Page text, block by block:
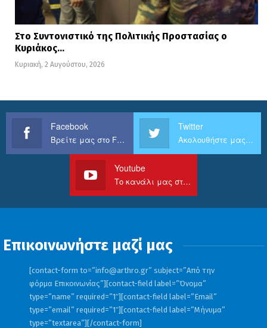
Στο Συντονιστικό της Πολιτικής Προστασίας ο
Κυριάκος…
Κυριακή, 2 Αυγούστου, 2026
Facebook
Βρείτε μας στο Facebook
Twitter
Ακολουθήστε μας στο Twitter
Youtube
Το κανάλι μας στο Youtube
Επικοινωνήστε μαζί μας
[contact-form to=”info@arthro.gr” subject=”Από την
φόρμα Επικοινωνίας”][contact-field label=”Όνομα”
type=”name” required=”1″][contact-field label=”Email”
type=”email” required=”1″][contact-field label=”Μήνυμα”
type=”textarea”][/contact-form]